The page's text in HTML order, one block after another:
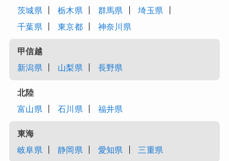
茨城県
栃木県 群馬県
埼玉県
千葉県
東京都 神奈川県
甲信越
新潟県
山梨県 長野県
北陸
富山県
石川県 福井県
東海
岐阜県
静岡県 愛知県 三重県